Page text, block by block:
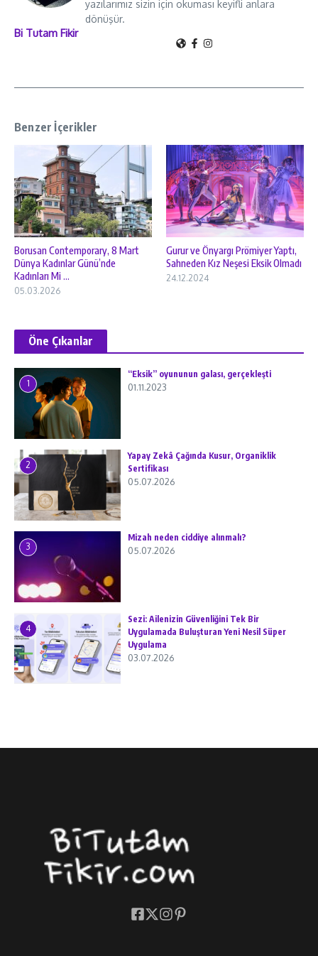
Bi Tutam Fikir
yazılarımız sizin için okuması keyifli anlara
dönüşür.
Benzer İçerikler
Borusan Contemporary, 8 Mart
Dünya Kadınlar Günü’nde
Kadınları Mi ...
05.03.2026
Gurur ve Önyargı Prömiyer Yaptı,
Sahneden Kız Neşesi Eksik Olmadı
24.12.2024
Öne Çıkanlar
1
“Eksik” oyununun galası, gerçekleşti
01.11.2023
2
Yapay Zekâ Çağında Kusur, Organiklik
Sertifikası
05.07.2026
3
Mizah neden ciddiye alınmalı?
05.07.2026
4
Sezi: Ailenizin Güvenliğini Tek Bir
Uygulamada Buluşturan Yeni Nesil Süper
Uygulama
03.07.2026